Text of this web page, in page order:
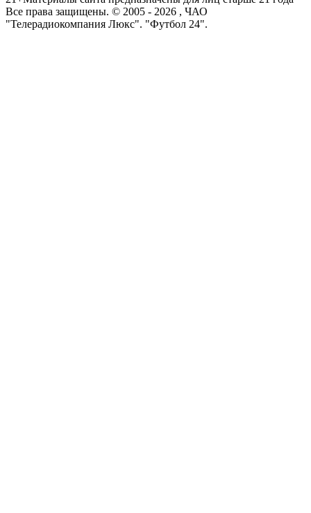
Все права защищены. © 2005 - 2026 , ЧАО
"Телерадиокомпания Люкс". "Футбол 24".